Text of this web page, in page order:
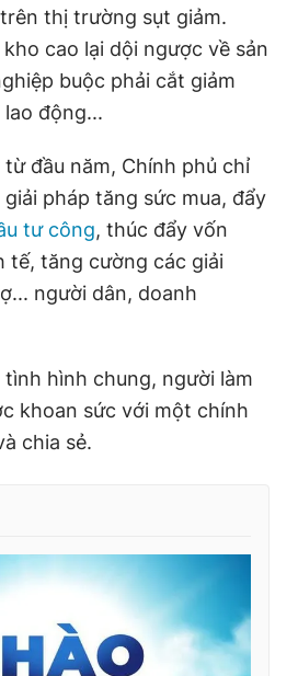
thị trường sụt giảm.
cao lại dội ngược về sản
buộc phải cắt giảm
động...
đầu năm, Chính phủ chỉ
pháp tăng sức mua, đẩy
tư công, thúc đẩy vốn
tế, tăng cường các giải
người dân, doanh
hình chung, người làm
khoan sức với một chính
chia sẻ.